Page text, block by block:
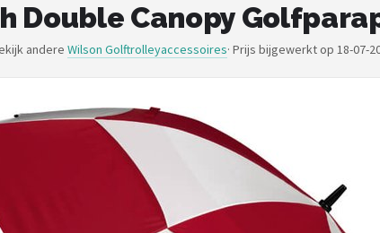
Double Canopy
andere Wilson Golftrolleyaccessoires· Prijs bijgewerkt op 18-07-